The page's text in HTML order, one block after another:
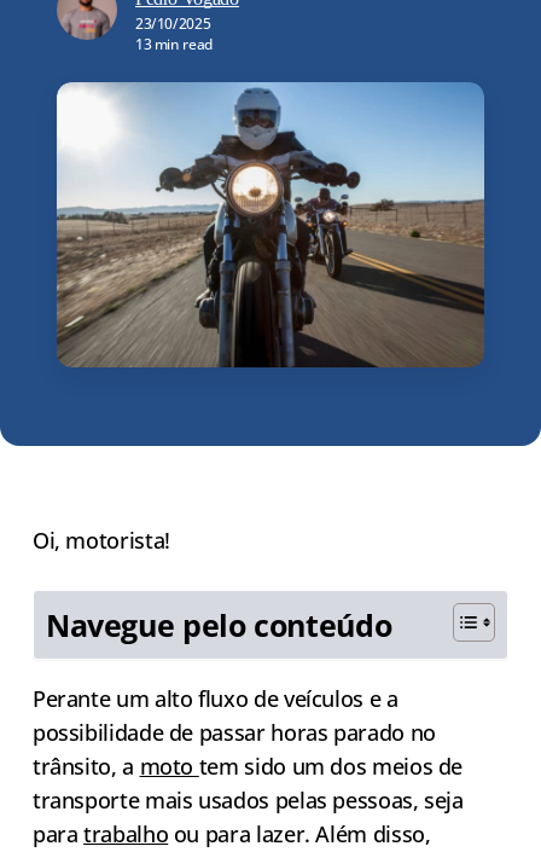
23/10/2025
13 min read
Oi, motorista!
Navegue pelo conteúdo
Perante um alto fluxo de veículos e a
possibilidade de passar horas parado no
trânsito, a moto tem sido um dos meios de
transporte mais usados pelas pessoas, seja
paratrabalho ou para lazer. Além disso,